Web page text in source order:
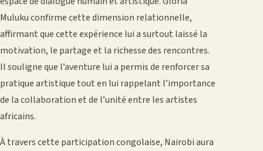
Muluku confirme cette dimension relationnelle,
affirmant que cette expérience lui a surtout laissé la
motivation, le partage et la richesse des rencontres.
Il souligne que l’aventure lui a permis de renforcer sa
pratique artistique tout en lui rappelant l’importance
de la collaboration et de l’unité entre les artistes
africains.
À travers cette participation congolaise, Nairobi aura